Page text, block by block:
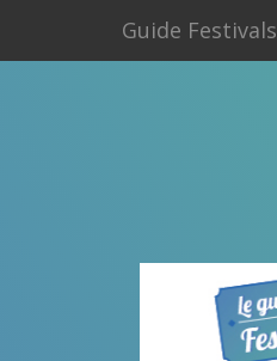
Guide Festivals